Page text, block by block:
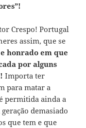
Crespo! Portugal
assim, que se
honrado em que
por alguns
Importa ter
para matar a
permitida ainda a
demasiado
que tem e que